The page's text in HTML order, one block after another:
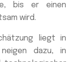
bis er einen
wird.
liegt in
neigen dazu, in